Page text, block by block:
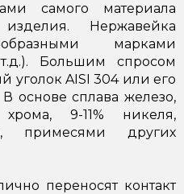
самого материала
Нержавейка
марками
Большим спросом
уголок AISI 304 или его
основе сплава железо,
хрома, 9-11% никеля,
примесями других
переносят контакт